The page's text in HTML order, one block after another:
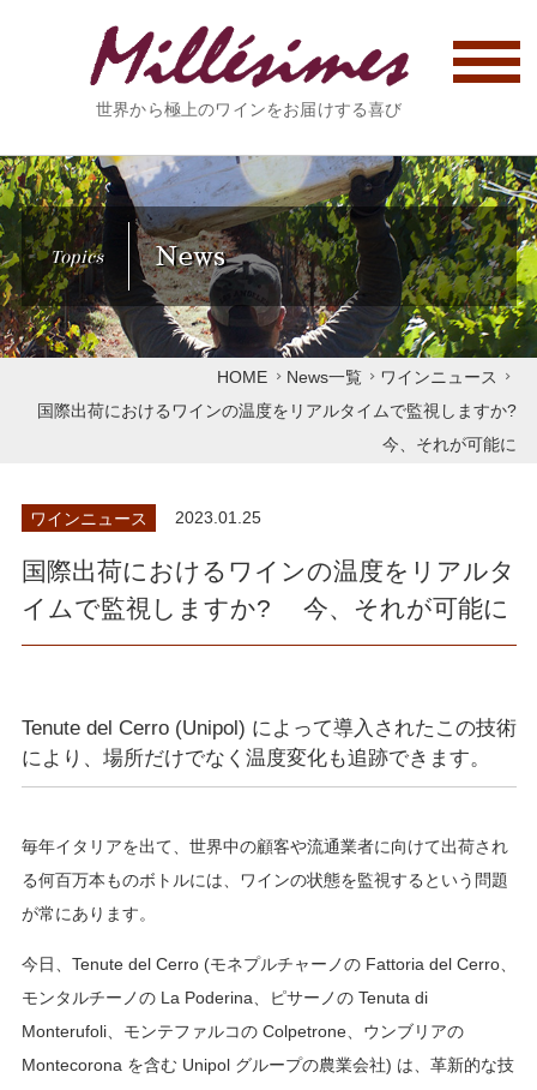
世界から極上のワインをお届けする喜び
Topics News
HOME News一覧
ワインニュース
国際出荷におけるワインの温度をリアルタイムで監視しますか?
今、それが可能に
ワインニュース 2023.01.25
国際出荷におけるワインの温度をリアルタ
イムで監視しますか? 今、それが可能に
Tenute del Cerro (Unipol) によって導入されたこの技術
により、場所だけでなく温度変化も追跡できます。
毎年イタリアを出て、世界中の顧客や流通業者に向けて出荷され
る何百万本ものボトルには、ワインの状態を監視するという問題
が常にあります。
今日、Tenute del Cerro (モネプルチャーノの Fattoria del Cerro、
モンタルチーノの La Poderina、ピサーノの Tenuta di
Monterufoli、モンテファルコの Colpetrone、ウンブリアの
Montecorona を含む Unipol グループの農業会社) は、革新的な技